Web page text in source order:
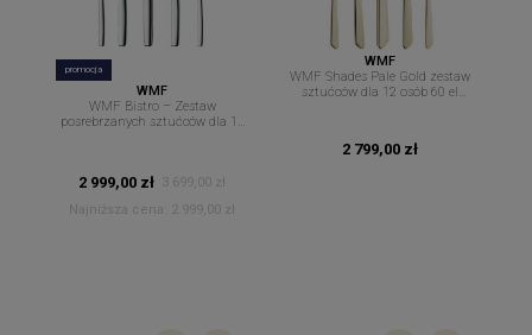
promocja
WMF
WMF Bistro – Zestaw
posrebrzanych sztućców dla 12
2 999,00 zł
3 699,00 zł
Najniższa cena: 2 999,00 zł
WMF
WMF Shades Pale Gold zestaw
sztućców dla 12 osób 60 el
2 799,00 zł